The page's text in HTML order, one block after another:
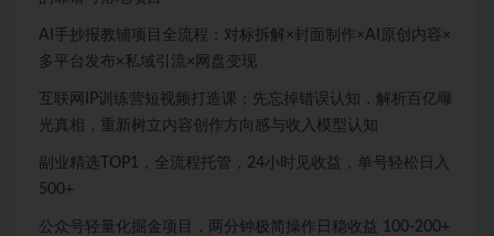
AI手抄报教辅项目全流程：对标拆解×封面制作×AI原创内容×
多平台发布×私域引流×网盘变现
互联网IP训练营短视频打造课；先忘掉错误认知，解析百亿曝
光真相，重新树立内容创作方向感与收入模型认知
副业精选TOP1，全流程托管，24小时见收益，单号轻松日入
500+
公众号轻量化掘金项目，两分钟极简操作日稳收益 100-200+